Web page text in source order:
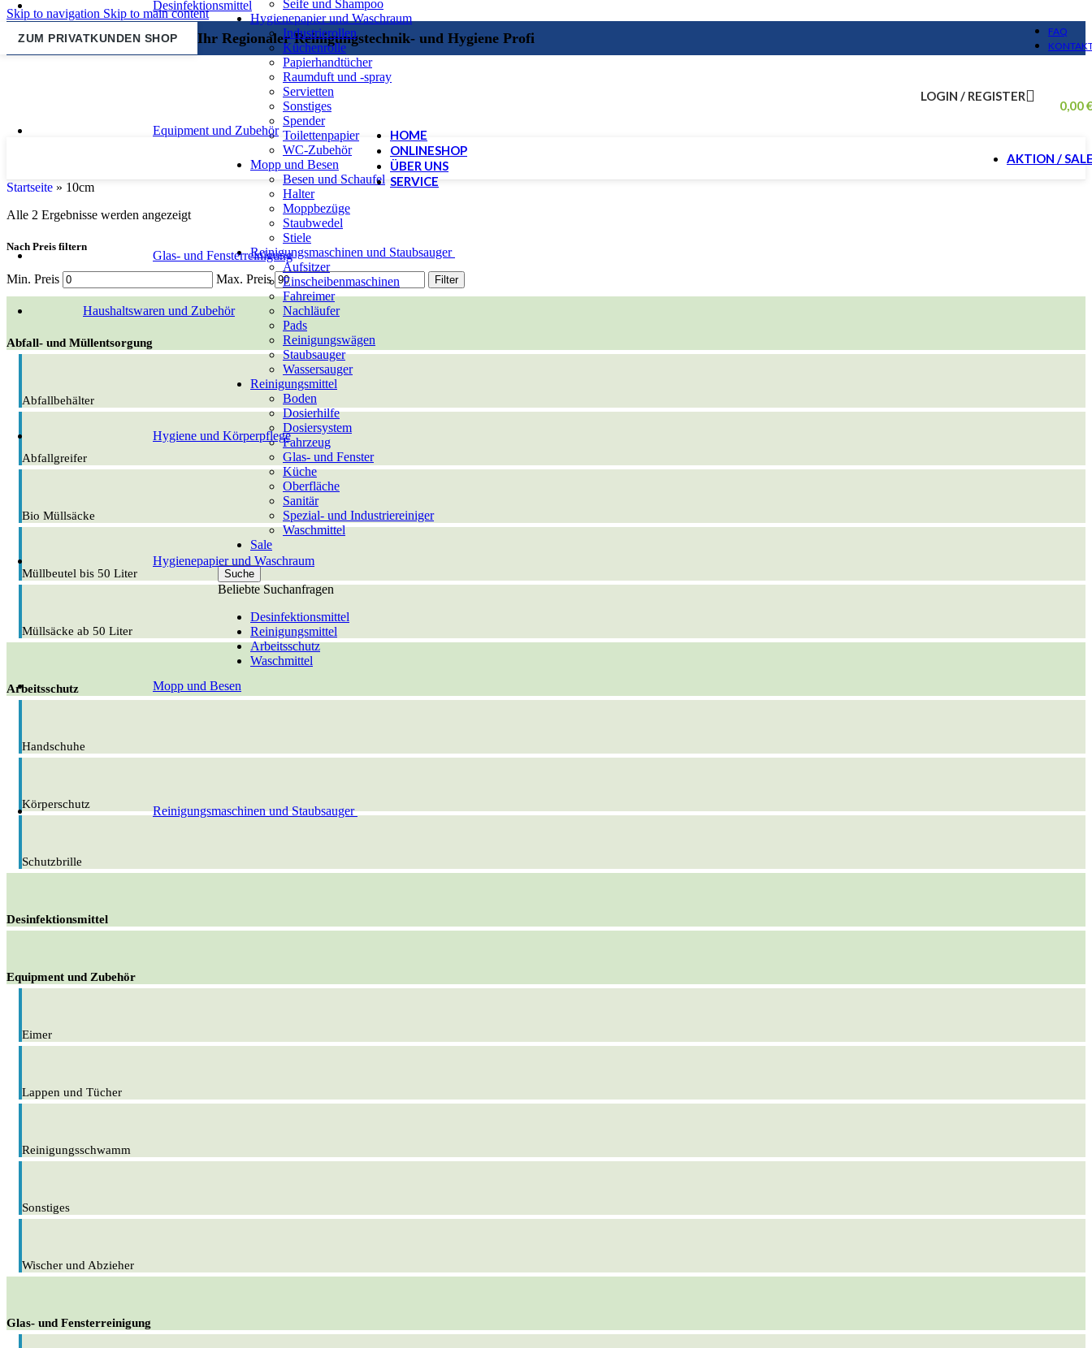
Skip to navigation Skip to main content
ZUM PRIVATKUNDEN SHOP Ihr Regionaler Reinigungstechnik- und Hygiene Profi
FAQ
Seife und Shampoo
Hygienepapier und Waschraum
Industrierollen
Küchenrolle
Papierhandtücher
Raumduft und -spray
Servietten
Sonstiges
Spender
Toilettenpapier
WC-Zubehör
Mopp und Besen
Besen und Schaufel
Halter
Moppbezüge
Staubwedel
Stiele
Reinigungsmaschinen und Staubsauger
Aufsitzer
Einscheibenmaschinen
Fahreimer
Nachläufer
Pads
Reinigungswägen
Staubsauger
Wassersauger
Reinigungsmittel
Boden
Dosierhilfe
Dosiersystem
Fahrzeug
Glas- und Fenster
Küche
Oberfläche
Sanitär
Spezial- und Industriereiniger
Waschmittel
Sale
Suche
Beliebte Suchanfragen
Desinfektionsmittel
Reinigungsmittel
Arbeitsschutz
Waschmittel
LOGIN / REGISTER
0,00
Desinfektionsmittel
Equipment und Zubehör
Glas- und Fensterreinigung
Haushaltswaren und Zubehör
Hygiene und Körperpflege
Hygienepapier und Waschraum
Mopp und Besen
Reinigungsmaschinen und Staubsauger
HOME
ONLINESHOP
ÜBER UNS
SERVICE
AKTION /
Startseite » 10cm
Alle 2 Ergebnisse werden angezeigt
Nach Preis filtern
Min. Preis Max. Preis Filter
Abfall- und Müllentsorgung
Abfallbehälter
Abfallgreifer
Bio Müllsäcke
Müllbeutel bis 50 Liter
Müllsäcke ab 50 Liter
Arbeitsschutz
Handschuhe
Körperschutz
Schutzbrille
Desinfektionsmittel
Equipment und Zubehör
Eimer
Lappen und Tücher
Reinigungsschwamm
Sonstiges
Wischer und Abzieher
Glas- und Fensterreinigung